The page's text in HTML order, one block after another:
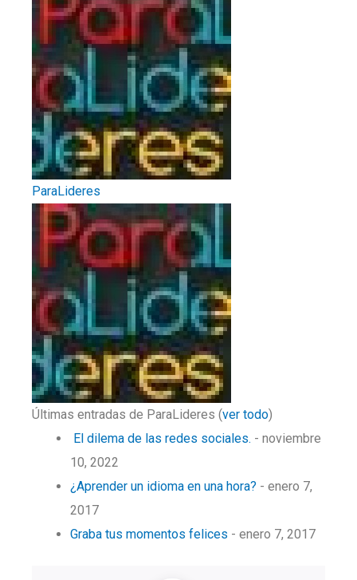
ParaLideres
Últimas entradas de ParaLideres (ver todo)
El dilema de las redes sociales. - noviembre
10, 2022
¿Aprender un idioma en una hora? - enero 7,
2017
Graba tus momentos felices - enero 7, 2017